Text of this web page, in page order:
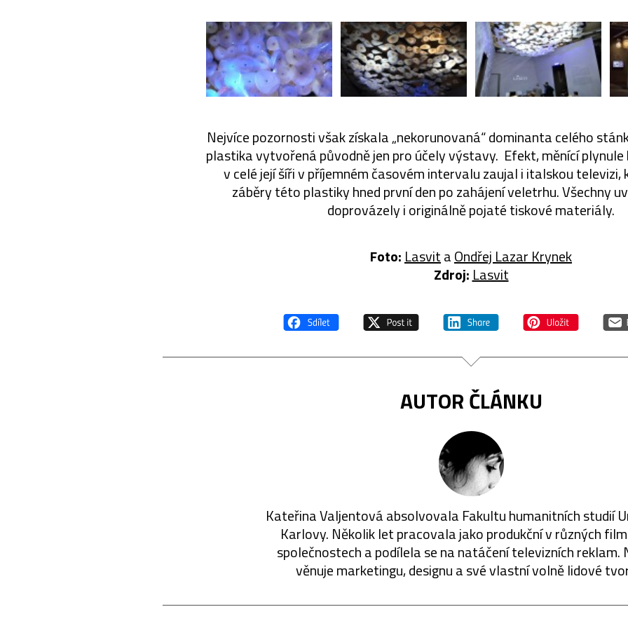
Nejvíce pozornosti však získala „nekorunovaná“ dominanta celého
plastika vytvořená původně jen pro účely výstavy. Efekt, měnící
v celé její šíři v příjemném časovém intervalu zaujal i italskou
záběry této plastiky hned první den po zahájení veletrhu. Všechny
doprovázely i originálně pojaté tiskové materiály.
Foto: LasvitaOndřej Lazar Krynek
Zdroj: Lasvit
AUTOR ČLÁNKU
Kateřina Valjentová absolvovala Fakultu humanitních studií
Karlovy. Několik let pracovala jako produkční v různých
společnostech a podílela se na natáčení televizních reklam.
věnuje marketingu, designu a své vlastní volně lidové